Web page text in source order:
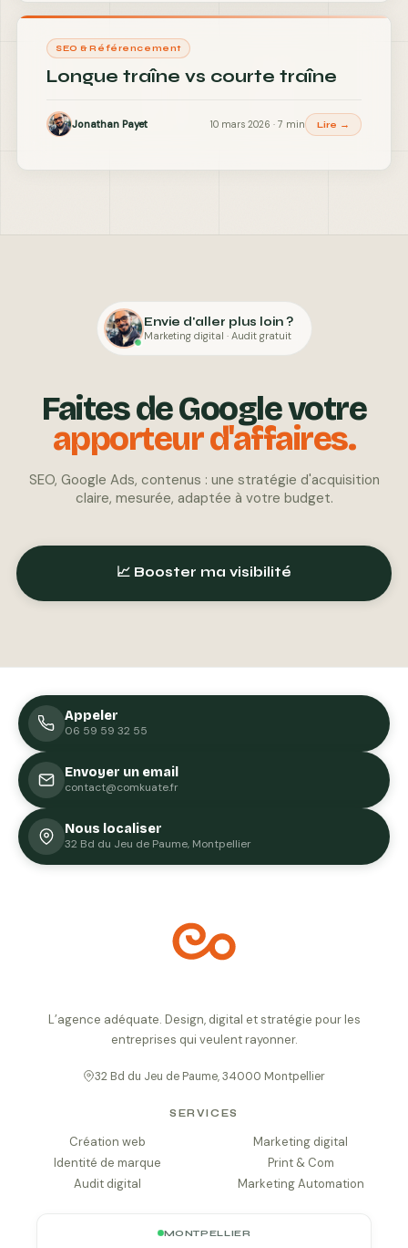
SEO & Référencement
Longue traîne vs courte traîne
Jonathan Payet 10 mars 2026 · 7 min Lire →
Envie d'aller plus loin ?
Marketing digital · Audit gratuit
Faites de Google votre
apporteur d'affaires.
SEO, Google Ads, contenus : une stratégie d'acquisition
claire, mesurée, adaptée à votre budget.
📈 Booster ma visibilité
Appeler
06 59 59 32 55
Envoyer un email
contact@comkuate.fr
Nous localiser
32 Bd du Jeu de Paume, Montpellier
L’agence adéquate. Design, digital et stratégie pour les
entreprises qui veulent rayonner.
32 Bd du Jeu de Paume, 34000 Montpellier
MONTPELLIER
SERVICES
Création web
Marketing digital
Identité de marque
Print & Com
Audit digital
Marketing Automation